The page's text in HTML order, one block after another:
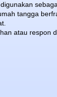
tangga
atau respon